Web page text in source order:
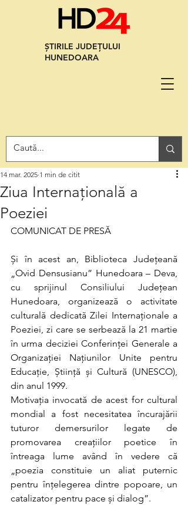
ȘTIRILE JUDEȚULUI
HUNEDOARA
Ziua Internațională a
Poeziei
14 mar. 2025 1 min de citit
COMUNICAT DE PRESĂ
Și în acest an, Biblioteca Județeană
„Ovid Densusianu” Hunedoara – Deva,
cu sprijinul Consiliului Județean
Hunedoara, organizează o activitate
culturală dedicată Zilei Internaționale a
Poeziei, zi care se serbează la 21 martie
în urma deciziei Conferinței Generale a
Organizației Națiunilor Unite pentru
Educație, Știință și Cultură (UNESCO),
din anul 1999.
Motivația invocată de acest for cultural
mondial a fost necesitatea încurajării
tuturor demersurilor legate de
promovarea creațiilor poetice în
întreaga lume având în vedere că
„poezia constituie un aliat puternic
pentru înțelegerea dintre popoare, un
catalizator pentru pace și dialog”.